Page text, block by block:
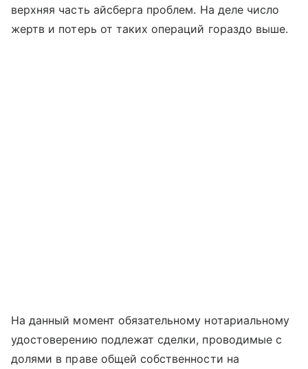
верхняя часть айсберга проблем. На деле число
жертв и потерь от таких операций гораздо выше.
На данный момент обязательному нотариальному
удостоверению подлежат сделки, проводимые с
долями в праве общей собственности на